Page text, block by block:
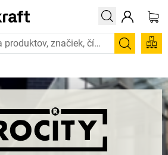
do 72 hodín. Objavte našu ponuku s